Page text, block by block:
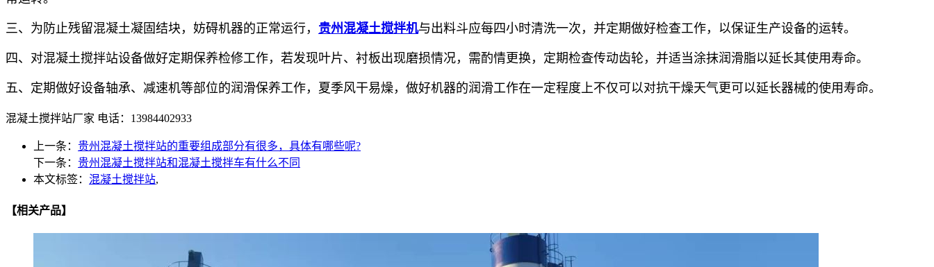
三、为防止残留混凝土凝固结块，妨碍机器的正常运行， 贵州混凝土搅拌机与出料斗应每四小时清洗一次，并定期做好检查工作，以保证生产设备的运转。
四、对混凝土搅拌站设备做好定期保养检修工作，若发现叶片、衬板出现磨损情况，需酌情更换，定期检查传动齿轮，并适当涂抹润滑脂以延长其使用寿命。
五、定期做好设备轴承、减速机等部位的润滑保养工作，夏季风干易燥，做好机器的润滑工作在一定程度上不仅可以对抗干燥天气更可以延长器械的使用寿命。
混凝土搅拌站厂家 电话：13984402933
上一条： 贵州混凝土搅拌站的重要组成部分有很多，具体有哪些呢?
下一条： 贵州混凝土搅拌站和混凝土搅拌车有什么不同
本文标签： 混凝土搅拌站,
【相关产品】